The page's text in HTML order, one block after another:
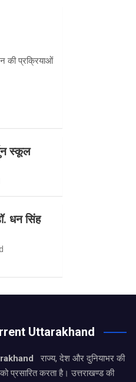
की प्रक्रियाओं
स्कूल
धन सिंह
Uttarakhand
राज्य, देश और दुनियाभर की
प्रसारित करता है। उत्तराखण्ड की